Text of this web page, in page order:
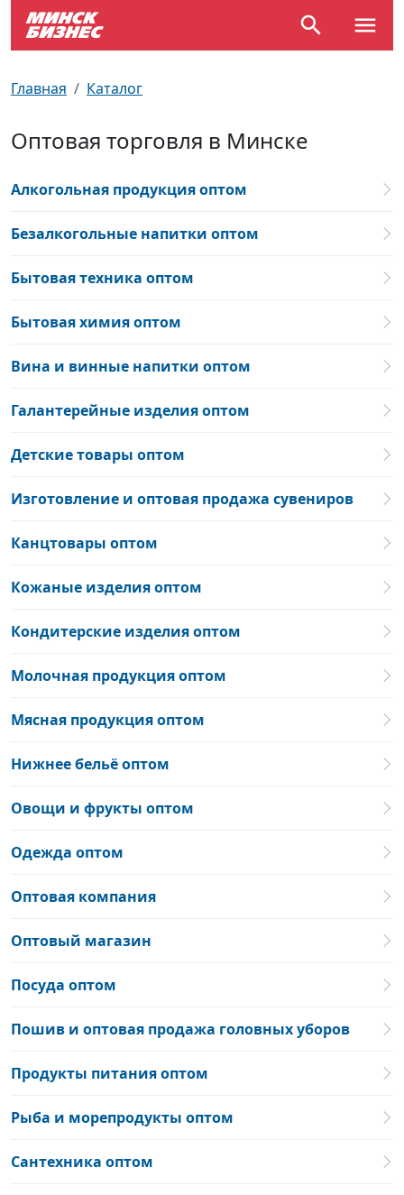
Главная Каталог
Оптовая торговля в Минске
Алкогольная продукция оптом
Безалкогольные напитки оптом
Бытовая техника оптом
Бытовая химия оптом
Вина и винные напитки оптом
Галантерейные изделия оптом
Детские товары оптом
Изготовление и оптовая продажа сувениров
Канцтовары оптом
Кожаные изделия оптом
Кондитерские изделия оптом
Молочная продукция оптом
Мясная продукция оптом
Нижнее бельё оптом
Овощи и фрукты оптом
Одежда оптом
Оптовая компания
Оптовый магазин
Посуда оптом
Пошив и оптовая продажа головных уборов
Продукты питания оптом
Рыба и морепродукты оптом
Сантехника оптом